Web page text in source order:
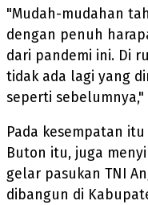
"Mudah-mudahan
dengan penuh
dari pandemi ini. Di
tidak ada lagi yang
seperti sebelumnya,"
Pada kesempatan
Buton itu, juga
gelar pasukan TNI
dibangun di